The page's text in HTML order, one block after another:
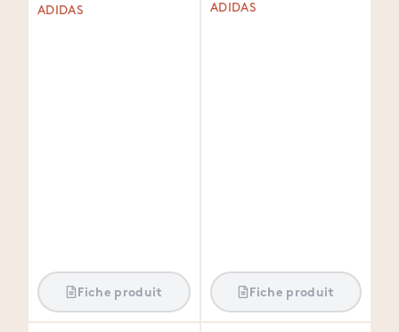
ADIDAS
Fiche produit
ADIDAS
Fiche produit